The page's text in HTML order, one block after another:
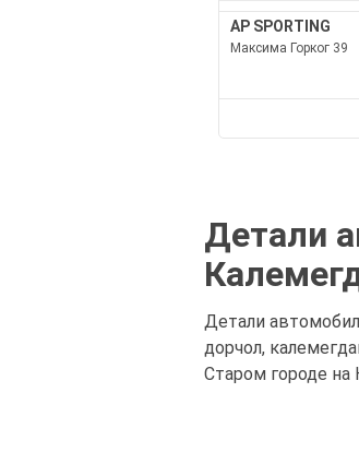
AP SPORTING
Максима Горког 39
Детали
Детали
дорчол,
Старом городе